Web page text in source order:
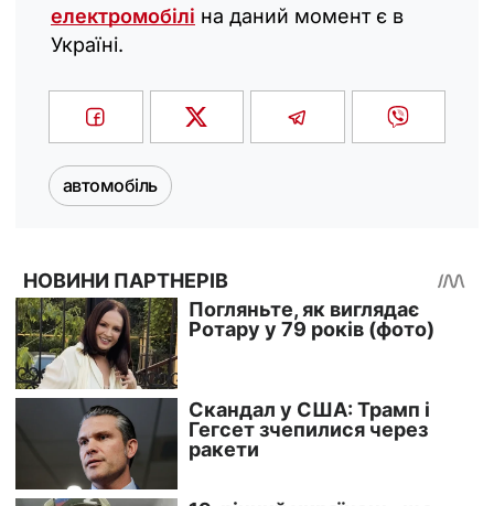
електромобілі на даний момент є в
Україні.
автомобіль